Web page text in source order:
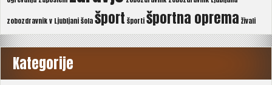
zobozdravnik v Ljubljanišolašport športišportna oprema živali
Kategorije